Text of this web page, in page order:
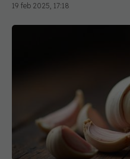
Usturoiul pe stomacul
adevărată? Adevărul